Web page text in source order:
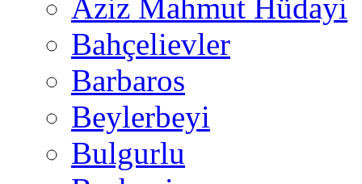
Aziz Mahmut Hüdayi
Bahçelievler
Barbaros
Beylerbeyi
Bulgurlu